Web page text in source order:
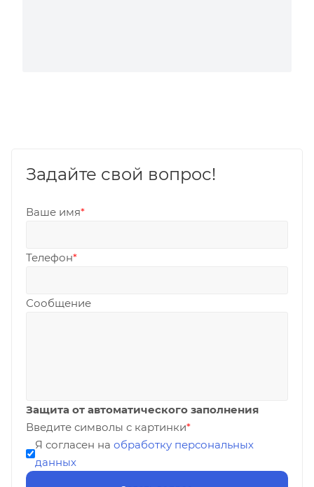
Задайте свой вопрос!
Ваше имя*
Телефон*
Сообщение
Защита от автоматического заполнения
Введите символы с картинки*
Я согласен на обработку персональных
данных